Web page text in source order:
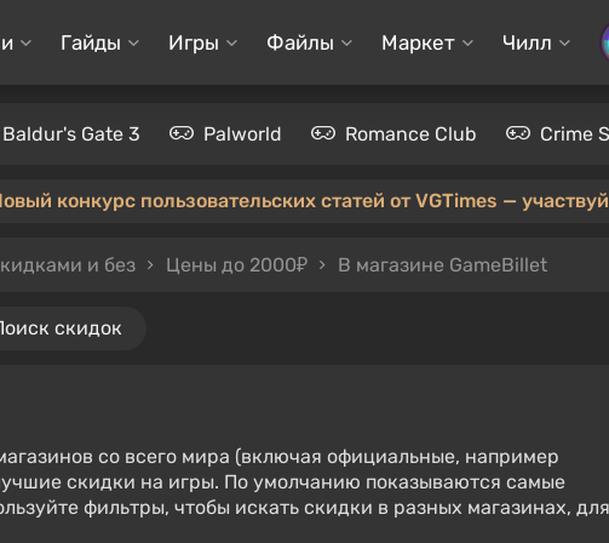
Гайды Игры Файлы Маркет Чилл
Baldur's Gate 3 Palworld Romance Club Crime
конкурс пользовательских статей от VGTimes —
и без Цены до 2000₽ В магазине GameBillet
скидок
со всего мира (включая официальные, например
скидки на игры. По умолчанию показываются самые
фильтры, чтобы искать скидки в разных магазинах, для